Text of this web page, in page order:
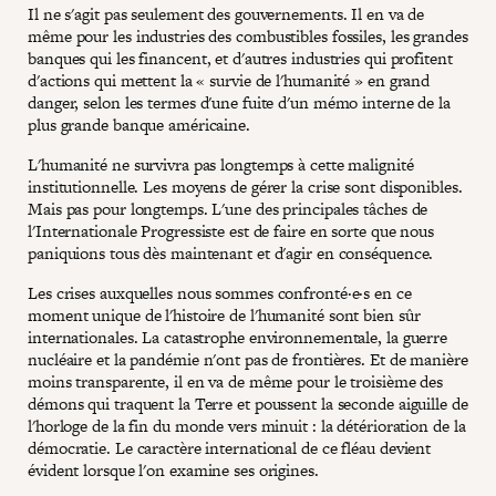
Il ne s'agit pas seulement des gouvernements. Il en va de
même pour les industries des combustibles fossiles, les grandes
banques qui les financent, et d'autres industries qui profitent
d'actions qui mettent la « survie de l'humanité » en grand
danger, selon les termes d'une fuite d'un mémo interne de la
plus grande banque américaine.
L'humanité ne survivra pas longtemps à cette malignité
institutionnelle. Les moyens de gérer la crise sont disponibles.
Mais pas pour longtemps. L'une des principales tâches de
l'Internationale Progressiste est de faire en sorte que nous
paniquions tous dès maintenant et d'agir en conséquence.
Les crises auxquelles nous sommes confronté·e·s en ce
moment unique de l'histoire de l'humanité sont bien sûr
internationales. La catastrophe environnementale, la guerre
nucléaire et la pandémie n'ont pas de frontières. Et de manière
moins transparente, il en va de même pour le troisième des
démons qui traquent la Terre et poussent la seconde aiguille de
l'horloge de la fin du monde vers minuit : la détérioration de la
démocratie. Le caractère international de ce fléau devient
évident lorsque l'on examine ses origines.